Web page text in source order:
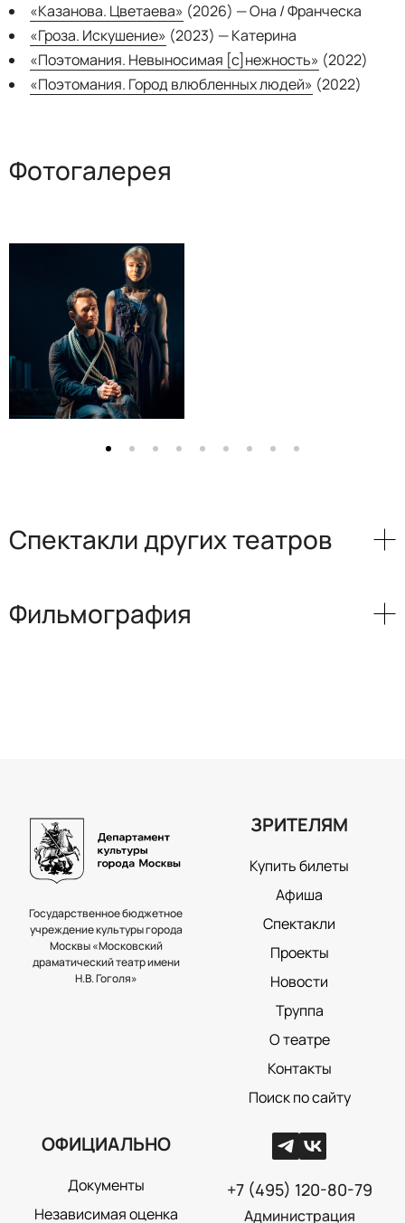
«Казанова. Цветаева» (2026) — Она / Франческа
«Гроза. Искушение» (2023) — Катерина
«Поэтомания. Невыносимая [с]нежность» (2022)
«Поэтомания. Город влюбленных людей» (2022)
Фотогалерея
Спектакли других театров
Фильмография
Государственное бюджетное
учреждение культуры города
Москвы «Московский
драматический театр имени
Н.В. Гоголя»
ЗРИТЕЛЯМ
Купить билеты
Афиша
Спектакли
Проекты
Новости
Труппа
О театре
Контакты
Поиск по сайту
ОФИЦИАЛЬНО
Документы
Независимая оценка
+7 (495) 120-80-79
Администрация